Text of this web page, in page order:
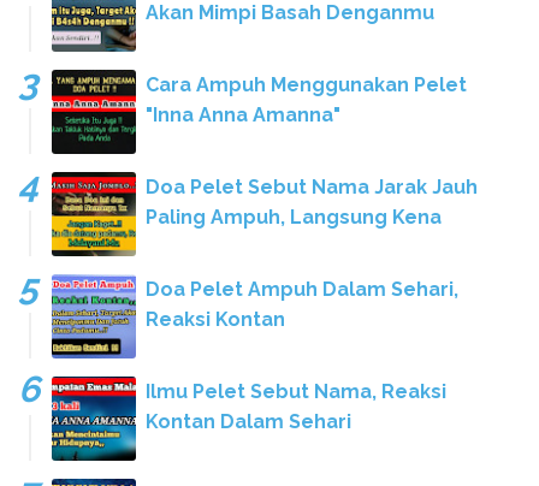
Akan Mimpi Basah Denganmu
Cara Ampuh Menggunakan Pelet
"Inna Anna Amanna"
Doa Pelet Sebut Nama Jarak Jauh
Paling Ampuh, Langsung Kena
Doa Pelet Ampuh Dalam Sehari,
Reaksi Kontan
Ilmu Pelet Sebut Nama, Reaksi
Kontan Dalam Sehari